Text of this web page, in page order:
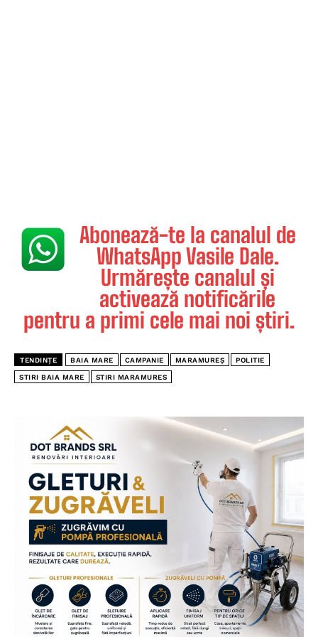
Abonează-te la canalul de
WhatsApp Vasile Dale.
Urmărește canalul și
activează notificările
pentru a primi cele mai noi știri.
TENDINȚE BAIA MARE CAMPANIE MARAMUREȘ POLITIE
STIRI BAIA MARE STIRI MARAMURES